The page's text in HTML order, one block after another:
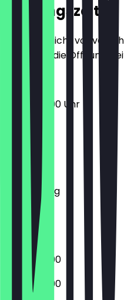
Öffnungszeiten
Damit du nicht vor
halten wir die
16:00 - 23:00 Uhr
Montag
Dienstag
Mittwoch
Donnerstag
Samstag
Sonntag
16:00 - 23:00
16:00 - 23:00